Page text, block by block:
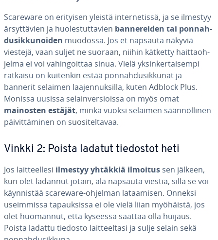
Scareware on erityisen yleistä in­ter­ne­tis­sä, ja se ilmestyy
är­syt­tä­vien ja huo­les­tut­ta­vien ban­ne­rei­den tai pon­nah­
dusik­ku­noi­den muodossa. Jos et napsauta näkyviä
viestejä, vaan suljet ne suoraan, niihin kätketty hait­taoh­
jel­ma ei voi va­hin­goit­taa sinua. Vielä yk­sin­ker­tai­sem­pi
ratkaisu on kuitenkin estää pon­nah­dusik­ku­nat ja
bannerit selaimen laa­jen­nuk­sil­la, kuten Adblock Plus.
Monissa uusissa se­lain­ver­siois­sa on myös omat
mainosten estäjät, minkä vuoksi selaimen sään­nöl­li­nen
päi­vit­tä­mi­nen on suo­si­tel­ta­vaa.
Vinkki 2: Poista ladatut tiedostot heti
Jos lait­teel­le­si ilmestyy yhtäkkiä ilmoitus sen jälkeen,
kun olet ladannut jotain, älä napsauta viestiä, sillä se voi
käyn­nis­tää scareware-ohjelman la­taa­mi­sen. Onneksi
useim­mis­sa ta­pauk­sis­sa ei ole vielä liian myöhäistä, jos
olet huomannut, että kyseessä saattaa olla huijaus.
Poista ladattu tiedosto lait­teel­ta­si ja sulje selain sekä